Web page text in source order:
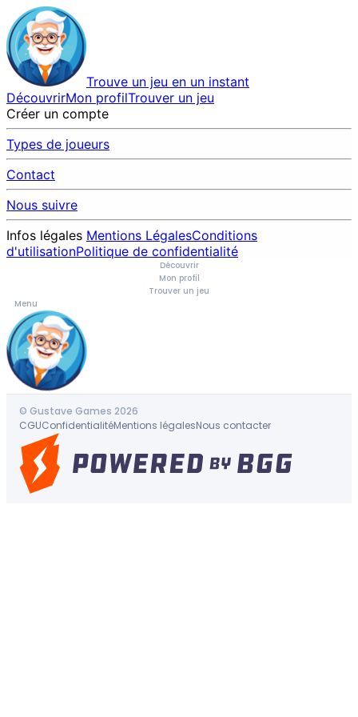
Trouve un jeu en un instant
DécouvrirMon profilTrouver un jeu
Créer un compte
Types de joueurs
Contact
Nous suivre
Infos légales Mentions LégalesConditions
d'utilisationPolitique de confidentialité
Découvrir
Mon profil
Trouver un jeu
Menu
© Gustave Games 2026
CGUConfidentialitéMentions légalesNous contacter